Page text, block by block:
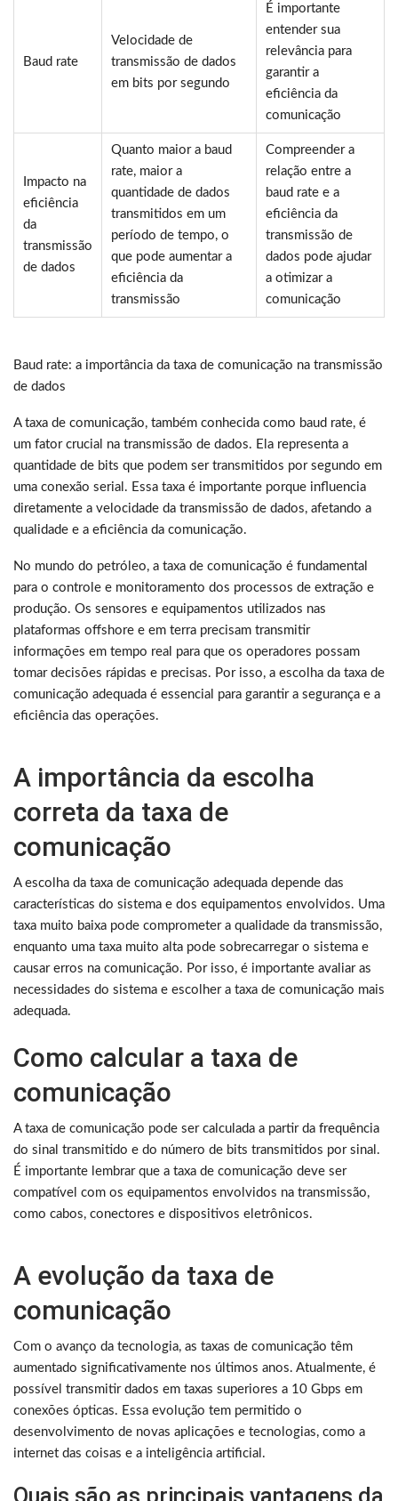
Baud rate
Velocidade de
transmissão de dados
em bits por segundo
É importante
entender sua
relevância para
garantir a
eficiência da
comunicação
Impacto na
eficiência
da
transmissão
de dados
Quanto maior a baud
rate, maior a
quantidade de dados
transmitidos em um
período de tempo, o
que pode aumentar a
eficiência da
transmissão
Compreender a
relação entre a
baud rate e a
eficiência da
transmissão de
dados pode ajudar
a otimizar a
comunicação
Baud rate: a importância da taxa de comunicação na transmissão
de dados
A taxa de comunicação, também conhecida como baud rate, é
um fator crucial na transmissão de dados. Ela representa a
quantidade de bits que podem ser transmitidos por segundo em
uma conexão serial. Essa taxa é importante porque influencia
diretamente a velocidade da transmissão de dados, afetando a
qualidade e a eficiência da comunicação.
No mundo do petróleo, a taxa de comunicação é fundamental
para o controle e monitoramento dos processos de extração e
produção. Os sensores e equipamentos utilizados nas
plataformas offshore e em terra precisam transmitir
informações em tempo real para que os operadores possam
tomar decisões rápidas e precisas. Por isso, a escolha da taxa de
comunicação adequada é essencial para garantir a segurança e a
eficiência das operações.
A importância da escolha
correta da taxa de
comunicação
A escolha da taxa de comunicação adequada depende das
características do sistema e dos equipamentos envolvidos. Uma
taxa muito baixa pode comprometer a qualidade da transmissão,
enquanto uma taxa muito alta pode sobrecarregar o sistema e
causar erros na comunicação. Por isso, é importante avaliar as
necessidades do sistema e escolher a taxa de comunicação mais
adequada.
Como calcular a taxa de
comunicação
A taxa de comunicação pode ser calculada a partir da frequência
do sinal transmitido e do número de bits transmitidos por sinal.
É importante lembrar que a taxa de comunicação deve ser
compatível com os equipamentos envolvidos na transmissão,
como cabos, conectores e dispositivos eletrônicos.
A evolução da taxa de
comunicação
Com o avanço da tecnologia, as taxas de comunicação têm
aumentado significativamente nos últimos anos. Atualmente, é
possível transmitir dados em taxas superiores a 10 Gbps em
conexões ópticas. Essa evolução tem permitido o
desenvolvimento de novas aplicações e tecnologias, como a
internet das coisas e a inteligência artificial.